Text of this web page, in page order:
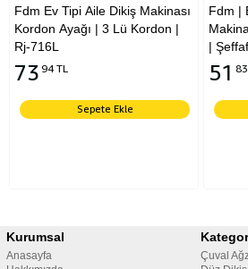
Fdm Ev Tipi Aile Dikiş Makinası
Kordon Ayağı | 3 Lü Kordon |
Rj-716L
73 94 TL
Sepete Ekle
Fdm |
|
51 83
Kurumsal
Anasayfa
Çuval